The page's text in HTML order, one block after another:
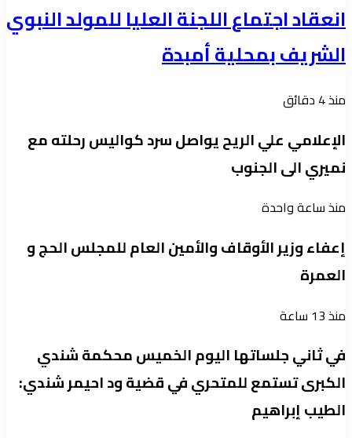
انعقاد اجتماع اللجنة العليا للمولد النبوي
الشريف بمحلية أمبدة
منذ 4 دقائق
الإعلامي علي الريح يواصل سرد كواليس رحلته مع
نميري الى الجنوب
منذ ساعة واحدة
إعفاء وزير الأوقاف والأمين العام للمجلس الحج و
العمرة
منذ 13 ساعة
في ثاني جلساتها اليوم الخميس محكمة شندي
الكبرى تستمع للمتحري في قضية ود احيمر شندي:
الطيب إبراهيم